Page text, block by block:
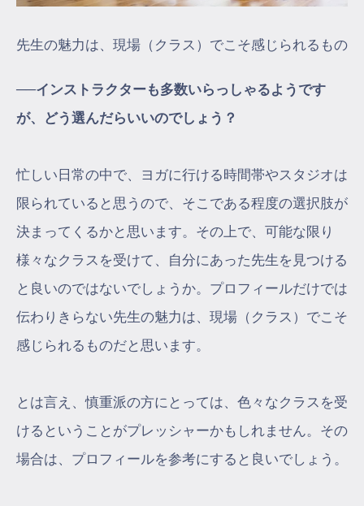
先生の魅力は、現場（クラス）でこそ感じられるもの
──インストラクターも多数いらっしゃるようです
が、どう選んだらいいのでしょう？
忙しい日常の中で、ヨガに行ける時間帯やスタジオは
限られていると思うので、そこである程度の選択肢が
決まってくるかと思います。その上で、可能な限り
様々なクラスを受けて、自分にあった先生を見つける
と良いのではないでしょうか。プロフィールだけでは
伝わりきらない先生の魅力は、現場（クラス）でこそ
感じられるものだと思います。
とは言え、慎重派の方にとっては、色々なクラスを受
けるということがプレッシャーかもしれません。その
場合は、プロフィールを参考にすると良いでしょう。